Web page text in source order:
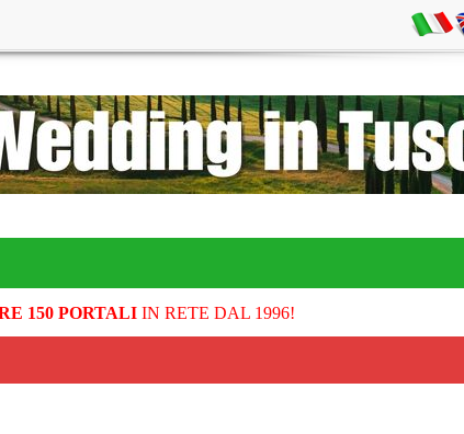
150 PORTALIIN RETE DAL 1996!